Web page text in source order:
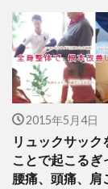
2015年5月4日
リュックサック
ことで起こるぎ
腰痛、頭痛、肩